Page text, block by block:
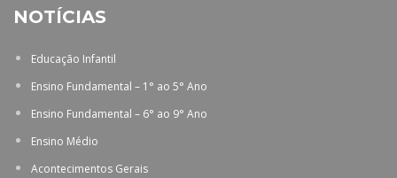
NOTÍCIAS
Educação Infantil
Ensino Fundamental – 1° ao 5° Ano
Ensino Fundamental – 6° ao 9° Ano
Ensino Médio
Acontecimentos Gerais